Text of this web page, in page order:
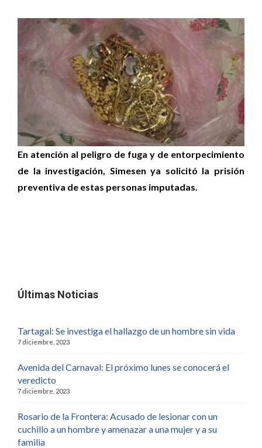
En atención al peligro de fuga y de entorpecimiento
de la investigación, Simesen ya solicitó la prisión
preventiva de estas personas imputadas.
Últimas Noticias
Tartagal: Se investiga el hallazgo de un hombre sin vida
7 diciembre, 2023
Avenida del Carnaval: El próximo lunes se conocerá el
veredicto
7 diciembre, 2023
Rosario de la Frontera: Acusado de lesionar con un
cuchillo a un hombre y amenazar a una mujer y a su
familia